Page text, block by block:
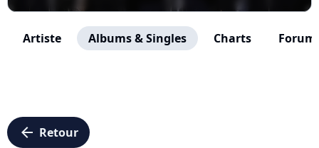
Artiste Albums & Singles Charts
arrow_left Retour